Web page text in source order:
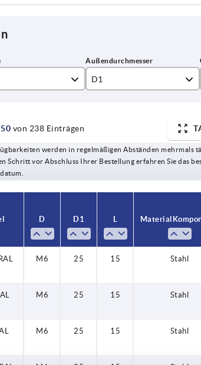
D1
40
50 von 238 Einträgen
werden in regelmäßigen Abständen mehrmals
Schritt vor Abschluss Ihrer Bestellung erfahren Sie das
D D1 L Material
M6 25 15 Stahl
M6 25 15 Stahl
M6 25 15 Stahl